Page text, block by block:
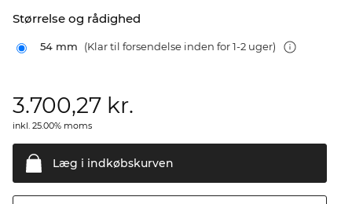
Størrelse og rådighed
54 mm (Klar til forsendelse inden for 1-2 uger)
3.700,27 kr.
inkl. 25.00% moms
Læg i indkøbskurven